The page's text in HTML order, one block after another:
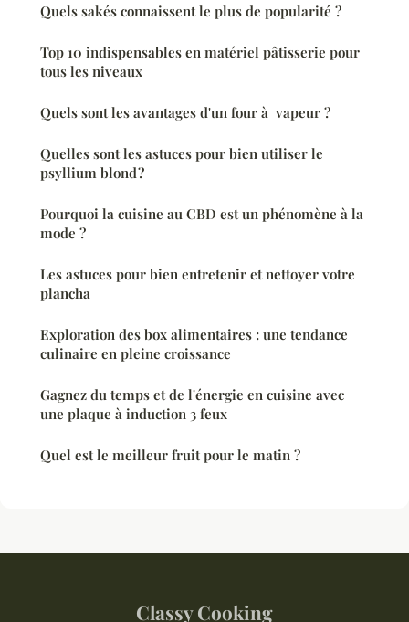
Quels sakés connaissent le plus de popularité ?
Top 10 indispensables en matériel pâtisserie pour
tous les niveaux
Quels sont les avantages d'un four à vapeur ?
Quelles sont les astuces pour bien utiliser le
psyllium blond ?
Pourquoi la cuisine au CBD est un phénomène à la
mode ?
Les astuces pour bien entretenir et nettoyer votre
plancha
Exploration des box alimentaires : une tendance
culinaire en pleine croissance
Gagnez du temps et de l'énergie en cuisine avec
une plaque à induction 3 feux
Quel est le meilleur fruit pour le matin ?
Classy Cooking